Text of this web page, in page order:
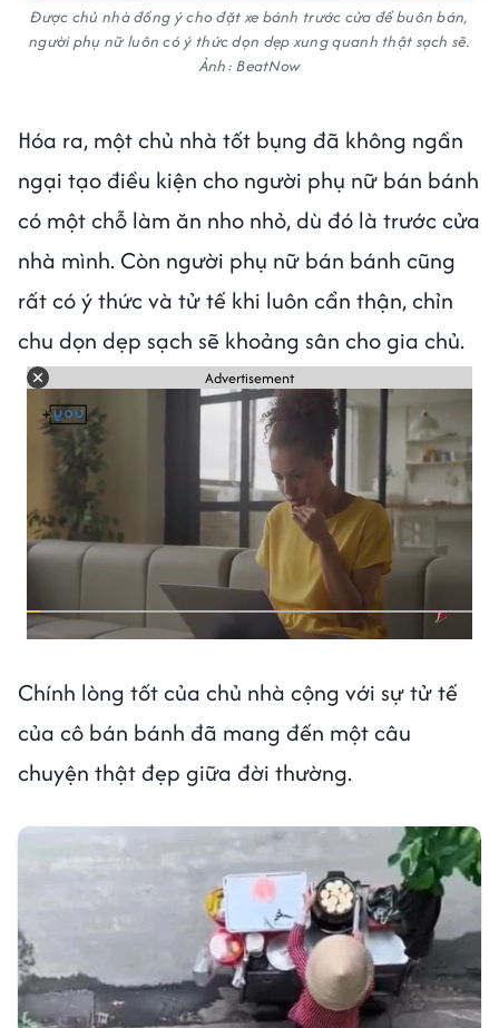
Được chủ nhà đồng ý cho đặt xe bánh trước cửa để buôn bán,
người phụ nữ luôn có ý thức dọn dẹp xung quanh thật sạch sẽ.
Ảnh: BeatNow
Hóa ra, một chủ nhà tốt bụng đã không ngần
ngại tạo điều kiện cho người phụ nữ bán bánh
có một chỗ làm ăn nho nhỏ, dù đó là trước cửa
nhà mình. Còn người phụ nữ bán bánh cũng
rất có ý thức và tử tế khi luôn cẩn thận, chỉn
chu dọn dẹp sạch sẽ khoảng sân cho gia chủ.
Advertisement
Chính lòng tốt của chủ nhà cộng với sự tử tế
của cô bán bánh đã mang đến một câu
chuyện thật đẹp giữa đời thường.